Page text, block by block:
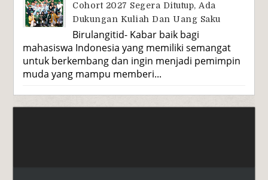
Cohort 2027 Segera Ditutup, Ada
Dukungan Kuliah Dan Uang Saku
Birulangitid- Kabar baik bagi
mahasiswa Indonesia yang memiliki semangat
untuk berkembang dan ingin menjadi pemimpin
muda yang mampu memberi...